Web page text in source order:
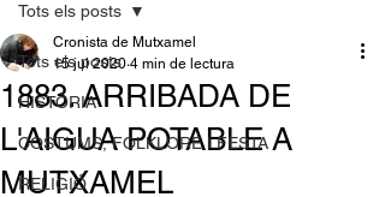
Tots els posts
HISTÒRIA
COSTUMS, FOLKLORE I FESTA
RELIGIÓ
Tots els posts
1883. ARRIBADA DE
L'AIGUA POTABLE A
MUTXAMEL
Cronista de Mutxamel
15 jul 2020 4 min de lectura